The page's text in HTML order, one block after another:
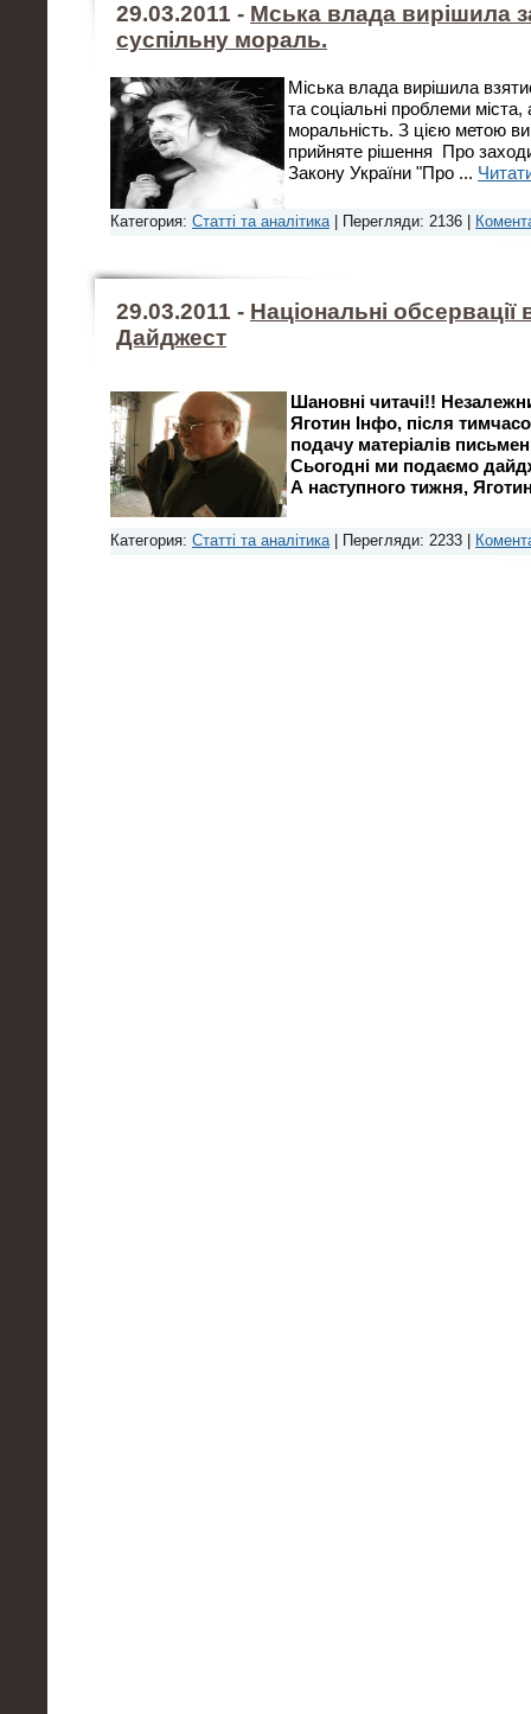
29.03.2011 - Мська влада вирішила
суспільну мораль.
Міська влада вирішила
та соціальні проблеми міста,
моральність. З цією метою
прийняте рішення Про
Закону України "Про ...
Категория: Статті та аналітика| Перегляди: 2136 |
29.03.2011 - Національні
Дайджест
Шановні читачі!!
Яготин Інфо, після
подачу матеріалів
Сьогодні ми подаємо
А наступного тижня,
Категория: Статті та аналітика | Перегляди: 2233 |